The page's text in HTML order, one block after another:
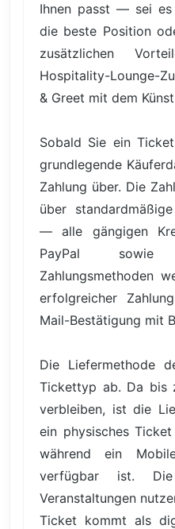
Ihnen passt — sei
die beste Position
zusätzlichen
Hospitality-Lounge-
& Greet mit dem
Sobald Sie ein
grundlegende
Zahlung über. Die
über
— alle gängigen
PayPal sowie
Zahlungsmethoden
erfolgreicher
Mail-Bestätigung mit
Die Liefermethode
Tickettyp ab. Da bis
verbleiben, ist die
ein physisches
während ein
verfügbar ist. Die
Veranstaltungen
Ticket kommt als